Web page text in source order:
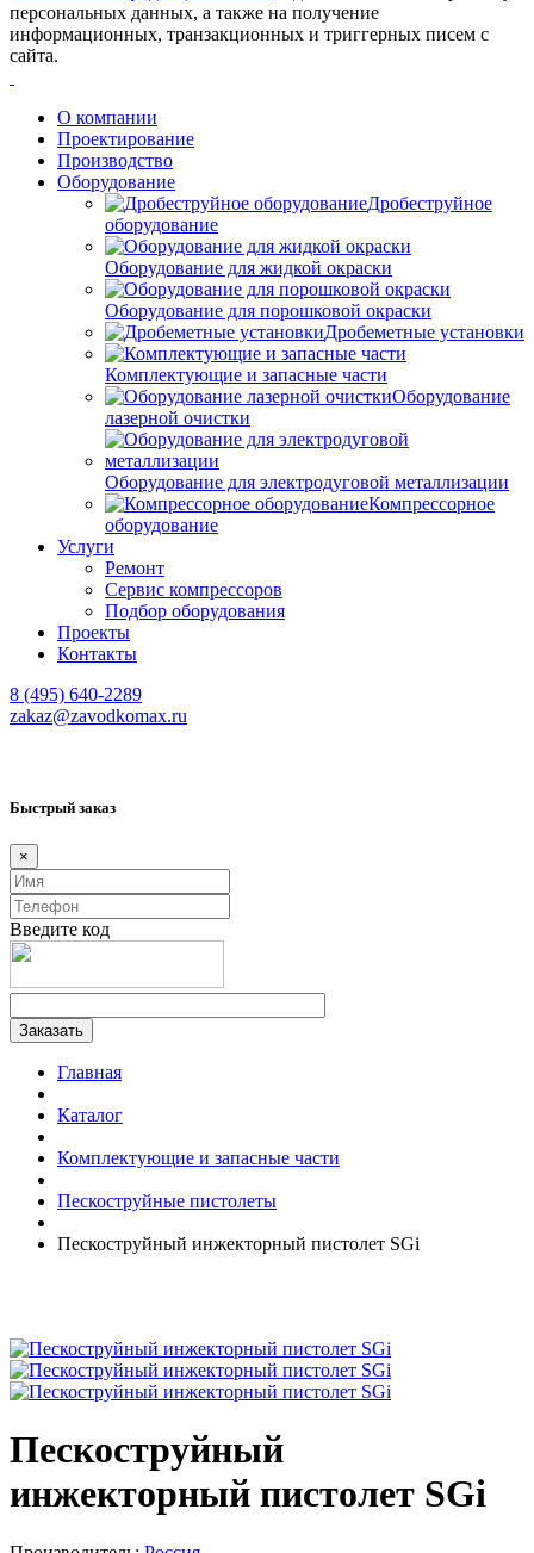
персональных данных, а также на получение
информационных, транзакционных и триггерных писем с
сайта.
О компании
Проектирование
Производство
Оборудование
Дробеструйное
оборудование
Оборудование для жидкой окраски
Оборудование для порошковой окраски
Дробеметные установки
Комплектующие и запасные части
Оборудование
лазерной очистки
Оборудование для электродуговой металлизации
Компрессорное
оборудование
Услуги
Ремонт
Сервис компрессоров
Подбор оборудования
Проекты
Контакты
8 (495) 640-2289
zakaz@zavodkomax.ru
Быстрый заказ
×
Введите код
Главная
Каталог
Комплектующие и запасные части
Пескоструйные пистолеты
Пескоструйный инжекторный пистолет SGi
Пескоструйный
инжекторный пистолет SGi